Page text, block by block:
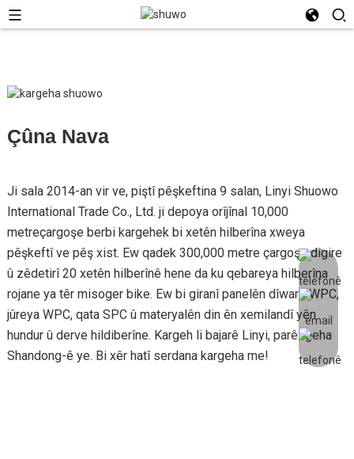
Çûna Nava
Ji sala 2014-an vir ve, piştî pêşkeftina 9 salan, Linyi Shuowo
International Trade Co., Ltd. ji depoya orîjînal 10,000
metreçargoşe berbi kargehek bi xetên hilberîna xweya
pêşkeftî ve pêş xist. Ew qadek 300,000 metre çargoşe digire
û zêdetirî 20 xetên hilberînê hene da ku qebareya hilberîna
rojane ya têr misoger bike. Ew bi giranî panelên dîwarê WPC,
jûreya WPC, qata SPC û materyalên din ên xemilandî yên
hundur û derve hildiberîne. Kargeh li bajarê Linyi, parêzgeha
Shandong-ê ye. Bi xêr hatî serdana kargeha me!